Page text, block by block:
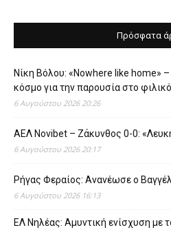
Πρόσφατα
Νίκη Βόλου: «Nowhere like home»
κόσμο για την παρουσία στο
6 Αυγούστου 2026 20:26
ΑΕΛ Novibet – Ζάκυνθος 0-0:
6 Αυγούστου 2026 20:17
Ρήγας Φεραίος: Ανανέωσε ο
6 Αυγούστου 2026 16:13
ΕΛ Νηλέας: Αμυντική ενίσχυση με